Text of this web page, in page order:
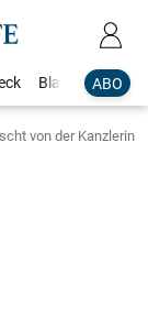
ABO
Blaulicht
von der Kanzlerin